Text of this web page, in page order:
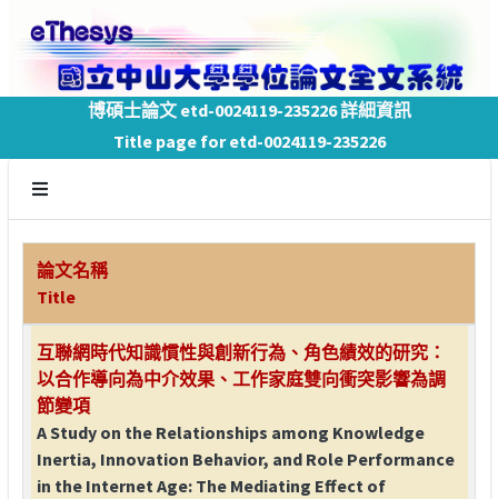
博碩士論文 etd-0024119-235226 詳細資訊
Title page for etd-0024119-235226
論文名稱
Title
互聯網時代知識慣性與創新行為、角色績效的研究：
以合作導向為中介效果、工作家庭雙向衝突影響為調
節變項
A Study on the Relationships among Knowledge
Inertia, Innovation Behavior, and Role Performance
in the Internet Age: The Mediating Effect of